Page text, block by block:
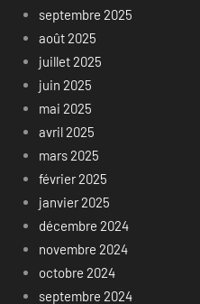
septembre 2025
août 2025
juillet 2025
juin 2025
mai 2025
avril 2025
mars 2025
février 2025
janvier 2025
décembre 2024
novembre 2024
octobre 2024
septembre 2024